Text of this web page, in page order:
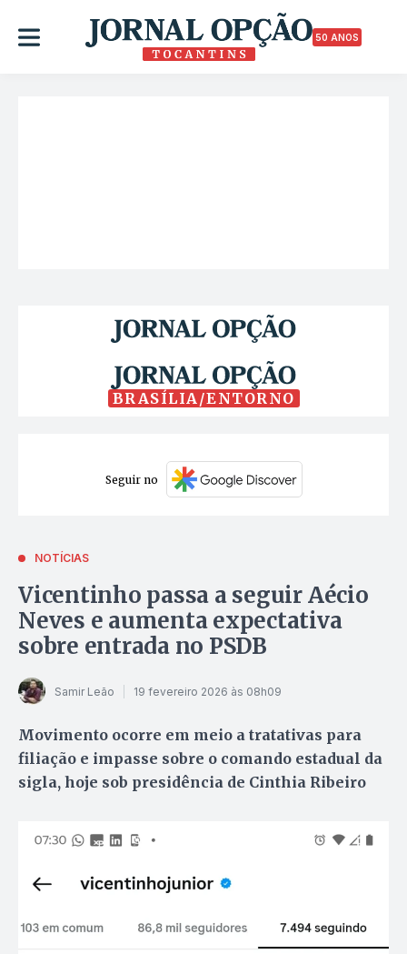
50 ANOS
BRASÍLIA/ENTORNO
Seguir no
NOTÍCIAS
Vicentinho passa a seguir Aécio
Neves e aumenta expectativa
sobre entrada no PSDB
Samir Leão 19 fevereiro 2026 às 08h09
Movimento ocorre em meio a tratativas para
filiação e impasse sobre o comando estadual da
sigla, hoje sob presidência de Cinthia Ribeiro